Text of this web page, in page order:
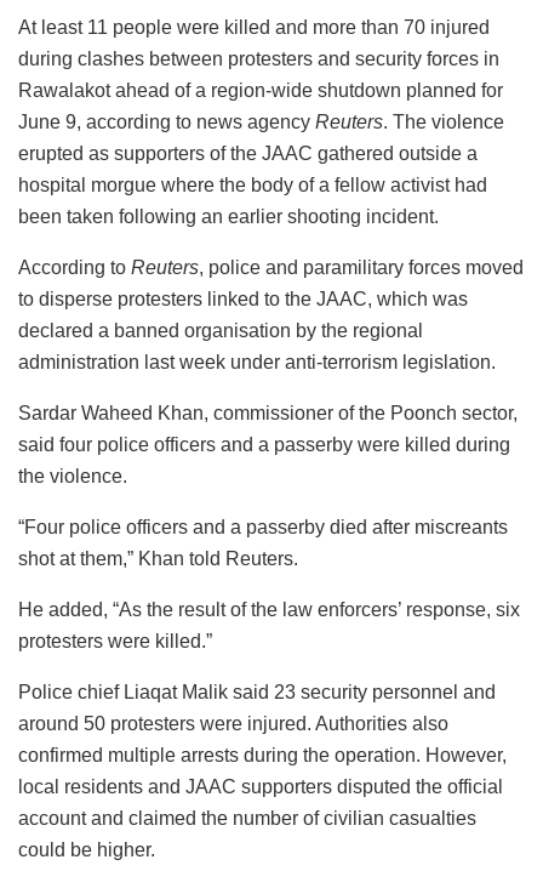
At least 11 people were killed and more than 70 injured
during clashes between protesters and security forces in
Rawalakot ahead of a region-wide shutdown planned for
June 9, according to news agency Reuters. The violence
erupted as supporters of the JAAC gathered outside a
hospital morgue where the body of a fellow activist had
been taken following an earlier shooting incident.
According to Reuters, police and paramilitary forces moved
to disperse protesters linked to the JAAC, which was
declared a banned organisation by the regional
administration last week under anti-terrorism legislation.
Sardar Waheed Khan, commissioner of the Poonch sector,
said four police officers and a passerby were killed during
the violence.
“Four police officers and a passerby died after miscreants
shot at them,” Khan told Reuters.
He added, “As the result of the law enforcers’ response, six
protesters were killed.”
Police chief Liaqat Malik said 23 security personnel and
around 50 protesters were injured. Authorities also
confirmed multiple arrests during the operation. However,
local residents and JAAC supporters disputed the official
account and claimed the number of civilian casualties
could be higher.